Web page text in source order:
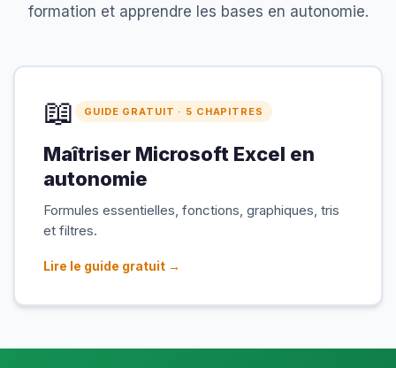
formation et apprendre les bases en autonomie.
📖 GUIDE GRATUIT · 5 CHAPITRES
Maîtriser Microsoft Excel en
autonomie
Formules essentielles, fonctions, graphiques, tris
et filtres.
Lire le guide gratuit →